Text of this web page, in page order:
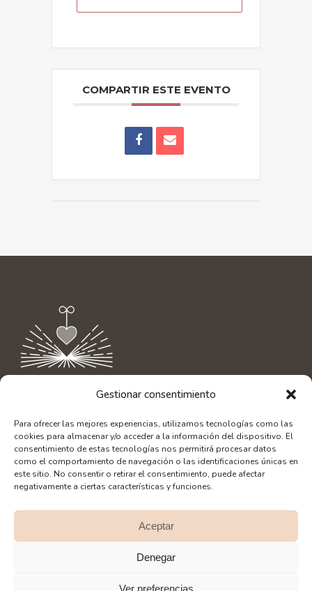
Gestionar consentimiento
Para ofrecer las mejores experiencias, utilizamos tecnologías como las
cookies para almacenar y/o acceder a la información del dispositivo. El
consentimiento de estas tecnologías nos permitirá procesar datos
como el comportamiento de navegación o las identificaciones únicas en
este sitio. No consentir o retirar el consentimiento, puede afectar
negativamente a ciertas características y funciones.
Aceptar
Denegar
Ver preferencias
COMPARTIR ESTE EVENTO
Diseño Web: SerLibreMente
Fotografía: Alberto Bacete
SÍGUEME EN REDES: